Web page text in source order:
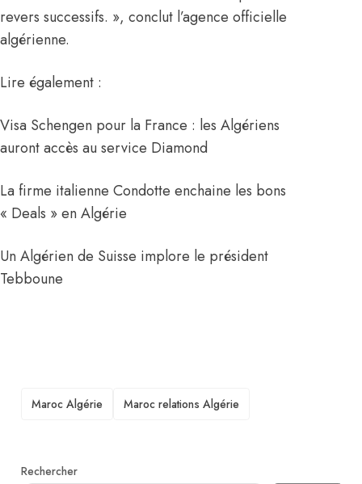
revers successifs. », conclut l’agence officielle
algérienne.
Lire également :
Visa Schengen pour la France : les Algériens
auront accès au service Diamond
La firme italienne Condotte enchaine les bons
« Deals » en Algérie
Un Algérien de Suisse implore le président
Tebboune
TAGS
Maroc Algérie Maroc relations Algérie
Rechercher